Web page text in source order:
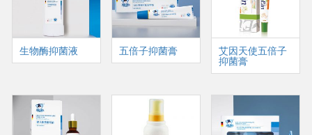
生物酶抑菌液 五倍子抑菌膏 艾因天使五倍子
抑菌膏